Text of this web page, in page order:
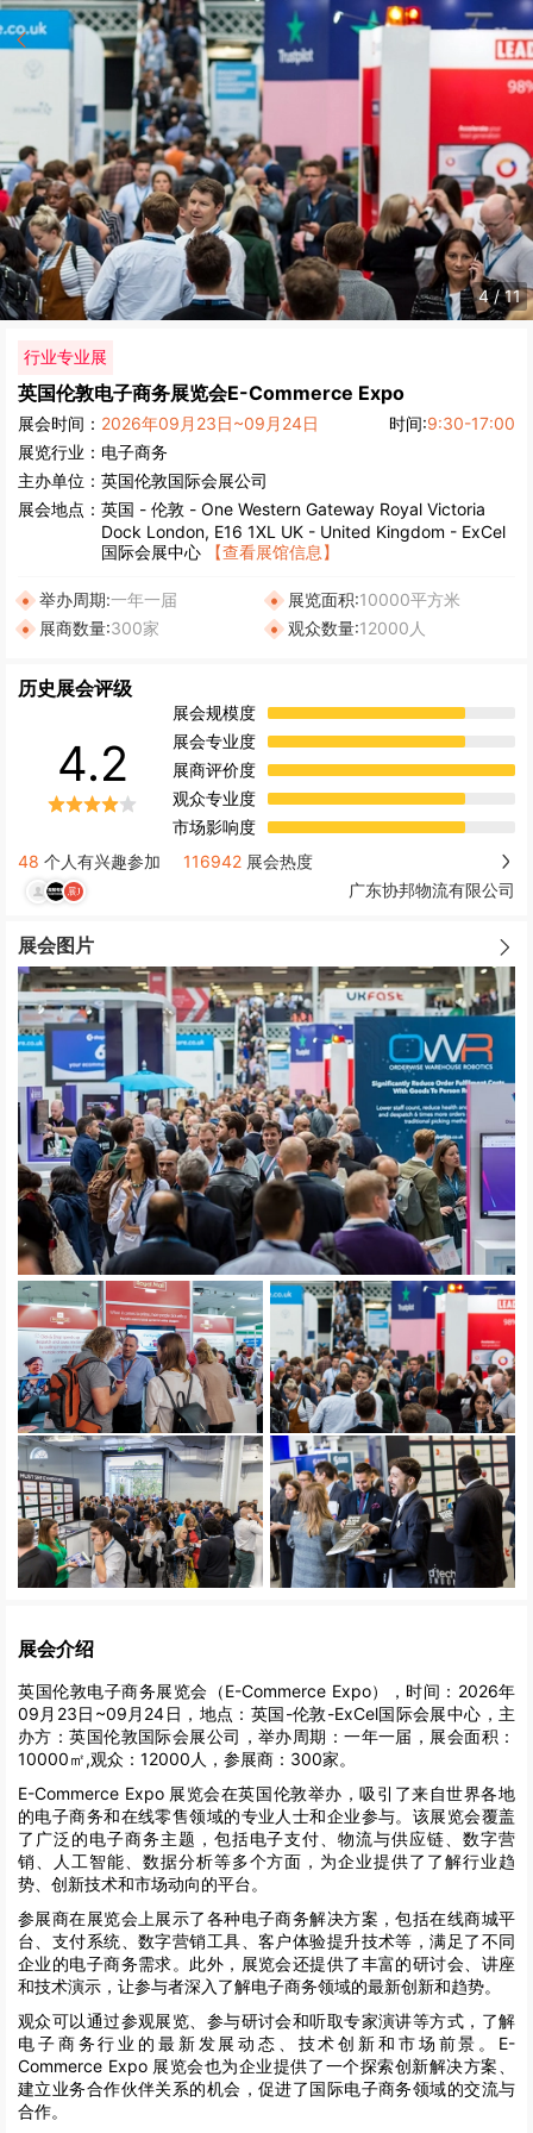
4/11
行业专业展
英国伦敦电子商务展览会E-Commerce Expo
展会时间： 2026年09月23日~09月24日 时间:9:30-17:00
展览行业： 电子商务
主办单位： 英国伦敦国际会展公司
展会地点： 英国 - 伦敦 - One Western Gateway Royal Victoria
Dock London, E16 1XL UK - United Kingdom - ExCel
国际会展中心
【查看展馆信息】
举办周期:一年一届 展览面积:10000平方米
展商数量:300家 观众数量:12000人
历史展会评级
4.2
展会规模度
展会专业度
展商评价度
观众专业度
市场影响度
48 个人有兴趣参加 116942 展会热度
广东协邦物流有限公司
展会图片
展会介绍
英国伦敦电子商务展览会（E-Commerce Expo），时间：2026年
09月23日~09月24日，地点：英国-伦敦-ExCel国际会展中心，主
办方：英国伦敦国际会展公司，举办周期：一年一届，展会面积：
10000㎡,观众：12000人，参展商：300家。
E-Commerce Expo 展览会在英国伦敦举办，吸引了来自世界各地
的电子商务和在线零售领域的专业人士和企业参与。该展览会覆盖
了广泛的电子商务主题，包括电子支付、物流与供应链、数字营
销、人工智能、数据分析等多个方面，为企业提供了了解行业趋
势、创新技术和市场动向的平台。
参展商在展览会上展示了各种电子商务解决方案，包括在线商城平
台、支付系统、数字营销工具、客户体验提升技术等，满足了不同
企业的电子商务需求。此外，展览会还提供了丰富的研讨会、讲座
和技术演示，让参与者深入了解电子商务领域的最新创新和趋势。
观众可以通过参观展览、参与研讨会和听取专家演讲等方式，了解
电子商务行业的最新发展动态、技术创新和市场前景。E-
Commerce Expo 展览会也为企业提供了一个探索创新解决方案、
建立业务合作伙伴关系的机会，促进了国际电子商务领域的交流与
合作。